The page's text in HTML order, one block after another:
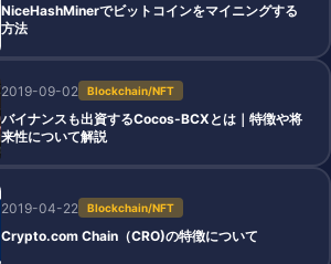
NiceHashMinerでビットコインをマイニングする
方法
2019-09-02 Blockchain/NFT
バイナンスも出資するCocos-BCXとは｜特徴や将
来性について解説
2019-04-22 Blockchain/NFT
Crypto.com Chain（CRO)の特徴について